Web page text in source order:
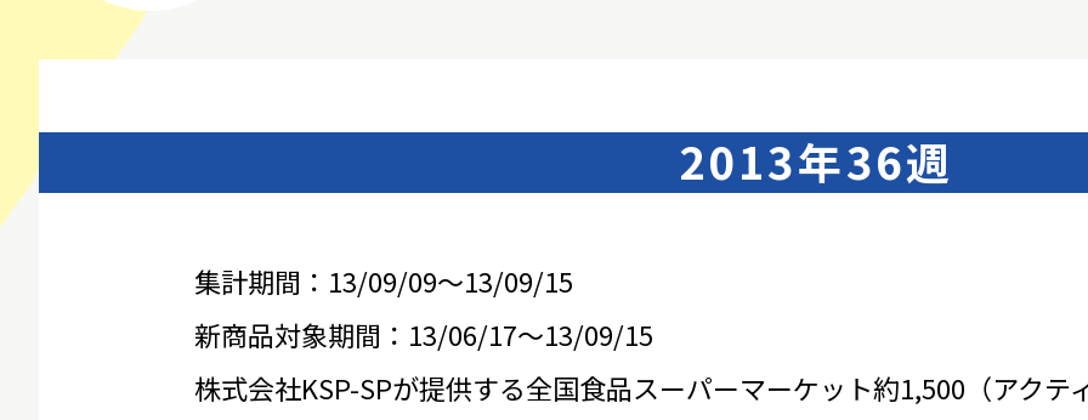
2013年36週
集計期間：13/09/09～13/09/15
新商品対象期間：13/06/17～13/09/15
株式会社KSP-SPが提供する全国食品スーパーマーケット約1,500（アクテ